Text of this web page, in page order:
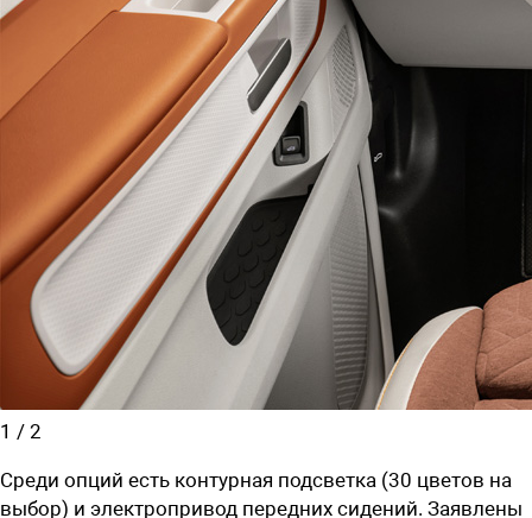
1 / 2
Среди опций есть контурная подсветка (30 цветов на
выбор) и электропривод передних сидений. Заявлены